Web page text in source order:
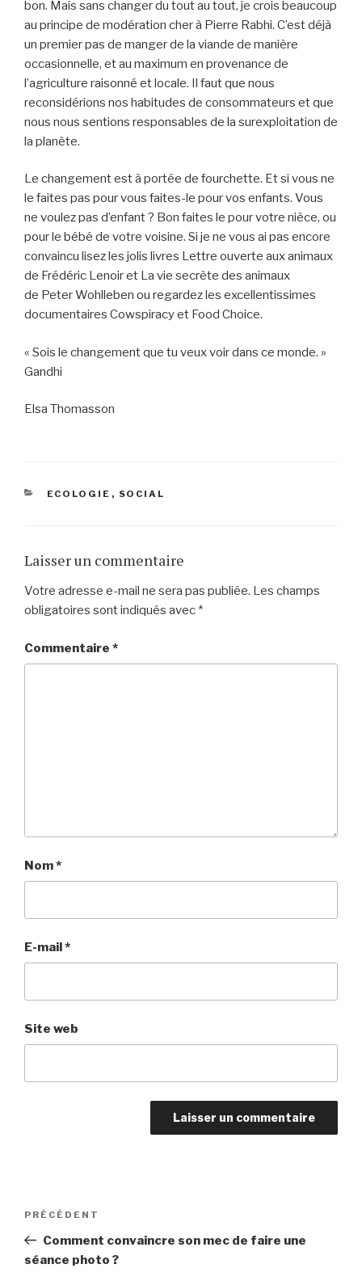
bon. Mais sans changer du tout au tout, je crois beaucoup
au principe de modération cher à Pierre Rabhi. C’est déjà
un premier pas de manger de la viande de manière
occasionnelle, et au maximum en provenance de
l’agriculture raisonné et locale. Il faut que nous
reconsidérions nos habitudes de consommateurs et que
nous nous sentions responsables de la surexploitation de
la planète.
Le changement est à portée de fourchette. Et si vous ne
le faites pas pour vous faites-le pour vos enfants. Vous
ne voulez pas d’enfant ? Bon faites le pour votre nièce, ou
pour le bébé de votre voisine. Si je ne vous ai pas encore
convaincu lisez les jolis livres Lettre ouverte aux animaux
de Frédéric Lenoir et La vie secrète des animaux
de Peter Wohlleben ou regardez les excellentissimes
documentaires Cowspiracy et Food Choice.
« Sois le changement que tu veux voir dans ce monde. »
Gandhi
Elsa Thomasson
CATÉGORIES
ECOLOGIE , SOCIAL
Laisser un commentaire
Votre adresse e-mail ne sera pas publiée. Les champs
obligatoires sont indiqués avec *
Commentaire *
Nom*
E-mail*
Site web
Navigation
l’article
Article
précédent
PRÉCÉDENT
Comment convaincre son mec de faire une
séance photo ?